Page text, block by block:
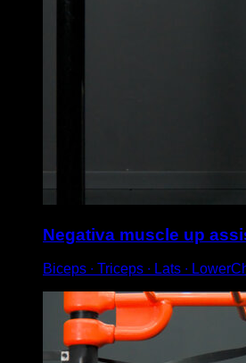
Negativa muscle up
Biceps ∙ Triceps ∙ Lats ∙